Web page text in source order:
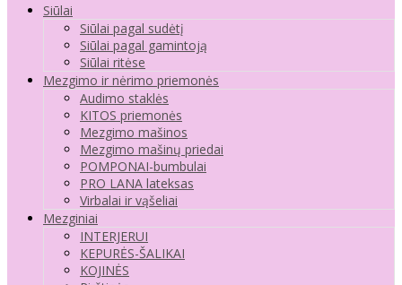
Siūlai
Siūlai pagal sudėtį
Siūlai pagal gamintoją
Siūlai ritėse
Mezgimo ir nėrimo priemonės
Audimo staklės
KITOS priemonės
Mezgimo mašinos
Mezgimo mašinų priedai
POMPONAI-bumbulai
PRO LANA lateksas
Virbalai ir vąšeliai
Mezginiai
INTERJERUI
KEPURĖS-ŠALIKAI
KOJINĖS